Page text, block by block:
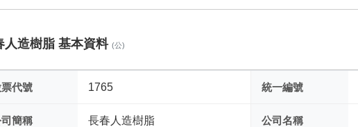
人造樹脂 基本資料(公)
代號 1765 統一編號
簡稱 長春人造樹脂 公司名稱